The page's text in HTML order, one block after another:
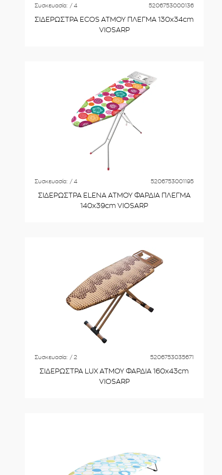
Συσκευασία: / 4 5206753000136
ΣΙΔΕΡΩΣΤΡΑ ECOS ΑΤΜΟΥ ΠΛΕΓΜΑ 130x34cm
VIOSARP
Συσκευασία: / 4 5206753001195
ΣΙΔΕΡΩΣΤΡΑ ELENA ΑΤΜΟΥ ΦΑΡΔΙΑ ΠΛΕΓΜΑ
140x39cm VIOSARP
Συσκευασία: / 2 5206753035671
ΣΙΔΕΡΩΣΤΡΑ LUX ATMOY ΦΑΡΔΙΑ 160x43cm
VIOSARP